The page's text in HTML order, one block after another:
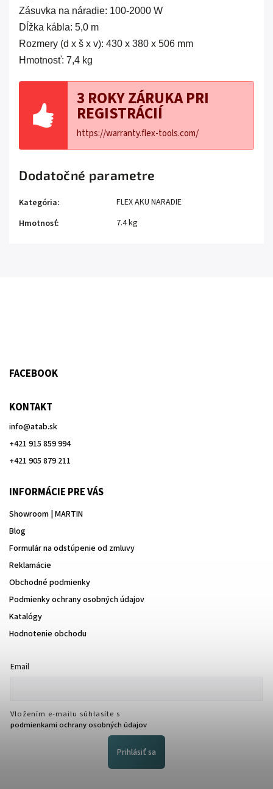
Zásuvka na náradie: 100-2000 W
Dĺžka kábla: 5,0 m
Rozmery (d x š x v): 430 x 380 x 506 mm
Hmotnosť: 7,4 kg
3 ROKY ZÁRUKA PRI
REGISTRÁCIÍ
https://warranty.flex-tools.com/
Dodatočné parametre
Kategória:
FLEX AKU NARADIE
Hmotnosť: 7.4 kg
FACEBOOK
KONTAKT
info@atab.sk
+421 915 859 994
+421 905 879 211
INFORMÁCIE PRE VÁS
Showroom | MARTIN
Blog
Formulár na odstúpenie od zmluvy
Reklamácie
Obchodné podmienky
Podmienky ochrany osobných údajov
Katalógy
Hodnotenie obchodu
Email
Vložením e-mailu súhlasíte s
podmienkami ochrany osobných údajov
Prihlásiť sa